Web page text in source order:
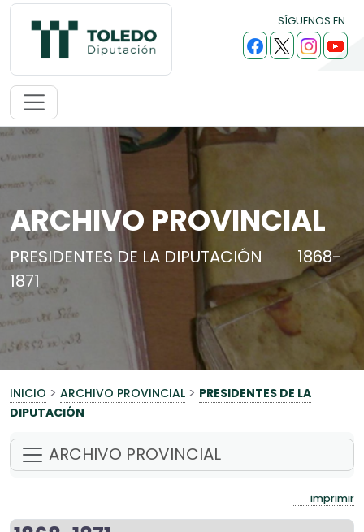
SÍGUENOS EN:
ARCHIVO PROVINCIAL
PRESIDENTES DE LA DIPUTACIÓN
1868-
1871
INICIO > ARCHIVO PROVINCIAL > PRESIDENTES DE LA
DIPUTACIÓN
ARCHIVO PROVINCIAL
imprimir